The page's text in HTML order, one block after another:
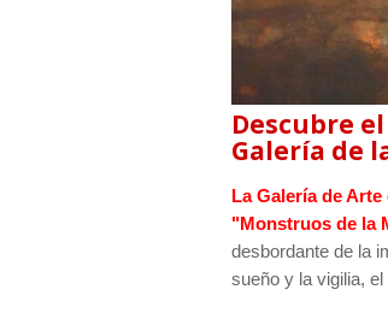
Descubre
Galería de
La Galería de Arte
"Monstruos de la
desbordante de la
sueño y la vigilia,